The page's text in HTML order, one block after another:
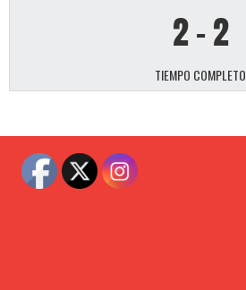
2-2
TIEMPO COMPLETO